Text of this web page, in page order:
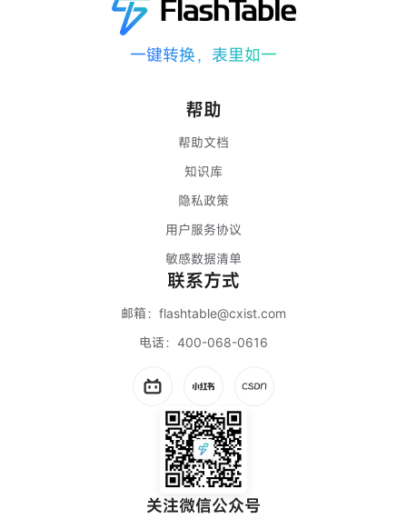
一键转换，表里如一
帮助
帮助文档
知识库
隐私政策
用户服务协议
敏感数据清单
联系方式
邮箱： flashtable@cxist.com
电话： 400-068-0616
关注微信公众号